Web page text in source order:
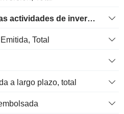
Flujo de efectivo de las actividades de inversión
Total
a largo plazo, total